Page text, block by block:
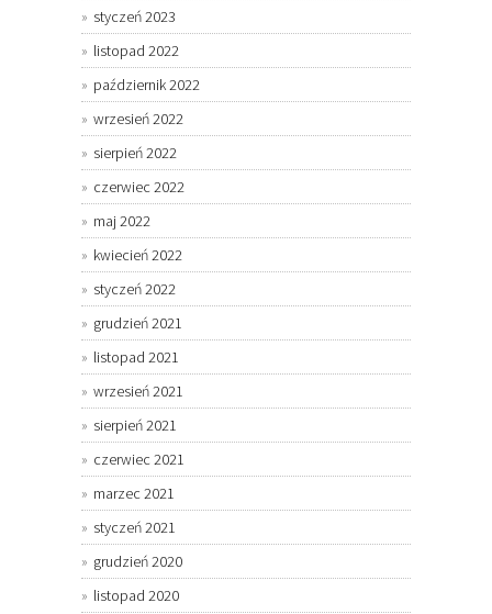
styczeń 2023
listopad 2022
październik 2022
wrzesień 2022
sierpień 2022
czerwiec 2022
maj 2022
kwiecień 2022
styczeń 2022
grudzień 2021
listopad 2021
wrzesień 2021
sierpień 2021
czerwiec 2021
marzec 2021
styczeń 2021
grudzień 2020
listopad 2020